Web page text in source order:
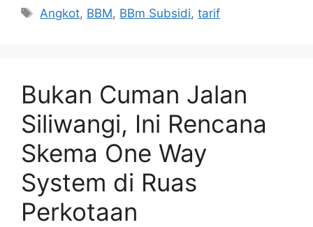
Tag
Angkot, BBM, BBm Subsidi,tarif
Bukan Cuman Jalan
Siliwangi, Ini Rencana
Skema One Way
System di Ruas
Perkotaan